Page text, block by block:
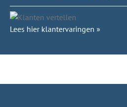
Lees hier klantervaringen »